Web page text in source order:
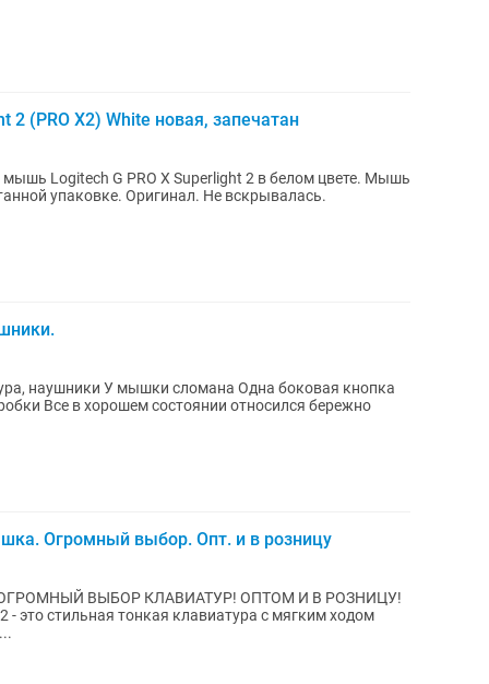
(PRO X2) White новая, запечатан
Logitech G PRO X Superlight 2 в белом цвете. Мышь
упаковке. Оригинал. Не вскрывалась.
У всех есть коробки Все в хорошем состоянии относился бережно
Огромный выбор. Опт. и в розницу